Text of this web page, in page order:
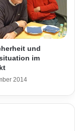
und
im
2014